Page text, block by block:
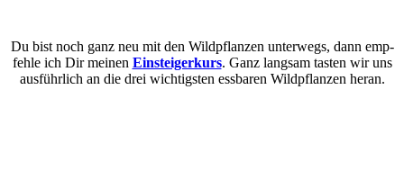
Du bist noch ganz neu mit den Wild­pflan­zen unter­wegs, dann emp­
feh­le ich Dir mei­nen Ein­stei­ger­kurs. Ganz lang­sam tas­ten wir uns
aus­führ­lich an die drei wich­tigs­ten ess­ba­ren Wild­pflan­zen heran.